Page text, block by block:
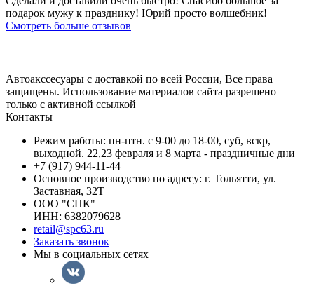
подарок мужу к празднику! Юрий просто волшебник!
Смотреть больше отзывов
Автоакссесуары с доставкой по всей России, Все права
защищены. Использование материалов сайта разрешено
только с активной ссылкой
Контакты
Режим работы: пн-птн. с 9-00 до 18-00, суб, вскр,
выходной. 22,23 февраля и 8 марта - праздничные дни
+7 (917) 944-11-44
Основное производство по адресу: г. Тольятти, ул.
Заставная, 32Т
ООО "СПК"
ИНН: 6382079628
retail@spc63.ru
Заказать звонок
Мы в социальных сетях